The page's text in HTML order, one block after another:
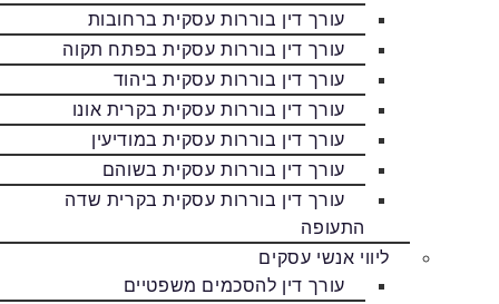
עורך דין בוררות עסקית ברחובות
עורך דין בוררות עסקית בפתח תקוה
עורך דין בוררות עסקית ביהוד
עורך דין בוררות עסקית בקרית אונו
עורך דין בוררות עסקית במודיעין
עורך דין בוררות עסקית בשוהם
עורך דין בוררות עסקית בקרית שדה
התעופה
ליווי אנשי עסקים
עורך דין להסכמים משפטיים